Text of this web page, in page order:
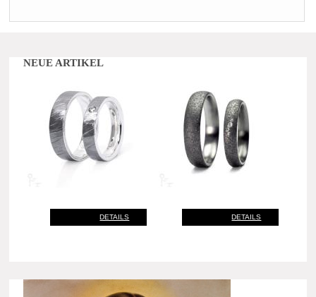
NEUE ARTIKEL
DETAILS DETAILS